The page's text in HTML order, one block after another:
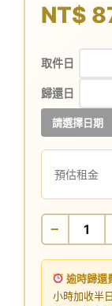
NT$
取件日
歸還日
請選擇日期
預估租金
−
逾時歸還
小時加收半